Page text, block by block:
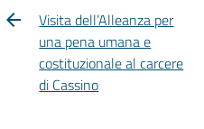
Visita dell’Alleanza per
una pena umana e
costituzionale al carcere
di Cassino